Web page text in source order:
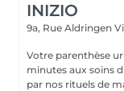
INIZIO
9a, Rue Aldringen
Votre parenthèse
minutes aux soins
par nos rituels de